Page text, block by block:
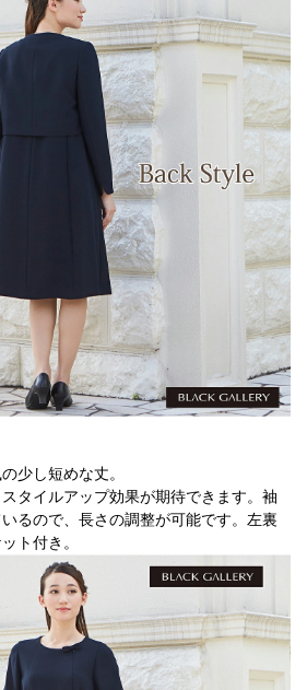
少し短めな丈。
タイルアップ効果が期待できます。袖
るので、長さの調整が可能です。左裏
ト付き。